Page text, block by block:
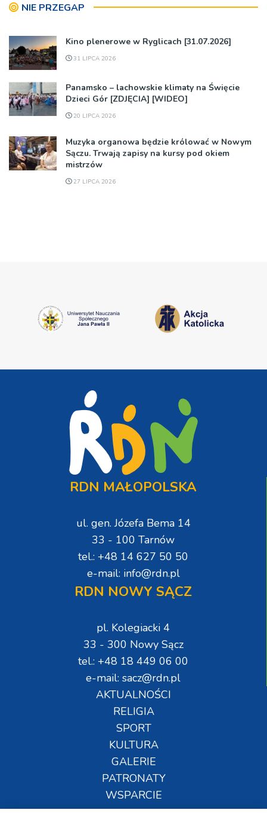
NIE PRZEGAP
Kino plenerowe w Ryglicach [31.07.2026]
31 LIPCA 2026
Panamsko – lachowskie klimaty na Święcie
Dzieci Gór [ZDJĘCIA] [WIDEO]
20 LIPCA 2026
Muzyka organowa będzie królować w Nowym
Sączu. Trwają zapisy na kursy pod okiem
mistrzów
27 LIPCA 2026
RDN MAŁOPOLSKA
ul. gen. Józefa Bema 14
33 - 100 Tarnów
tel.: +48 14 627 50 50
e-mail: info@rdn.pl
RDN NOWY SĄCZ
pl. Kolegiacki 4
33 - 300 Nowy Sącz
tel.: +48 18 449 06 00
e-mail: sacz@rdn.pl
AKTUALNOŚCI
RELIGIA
SPORT
KULTURA
GALERIE
PATRONATY
WSPARCIE